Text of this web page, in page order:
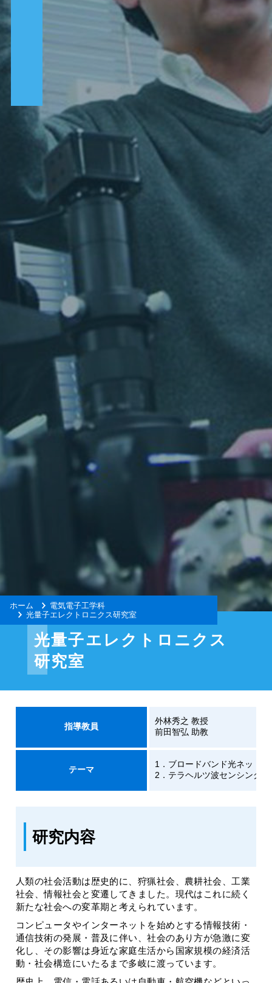
ホーム
電気電子工学科
光量子エレクトロニクス研究室
光量子エレクトロニクス
研究室
指導教員
外林秀之 教授
前田智弘 助教
テーマ
1．ブロードバンド光ネットワ
2．テラヘルツ波センシング
研究内容
人類の社会活動は歴史的に、狩猟社会、農耕社会、工業
社会、情報社会と変遷してきました。現代はこれに続く
新たな社会への変革期と考えられています。
コンピュータやインターネットを始めとする情報技術・
通信技術の発展・普及に伴い、社会のあり方が急激に変
化し、その影響は身近な家庭生活から国家規模の経済活
動・社会構造にいたるまで多岐に渡っています。